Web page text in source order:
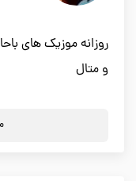
روزانه موزیک های
و متال